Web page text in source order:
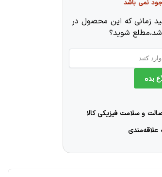
نمی باشد
زمانی که این محصول در
شد،مطلع شوید؟
بده
و سلامت فیزیکی کالا
علاقه‌مندی